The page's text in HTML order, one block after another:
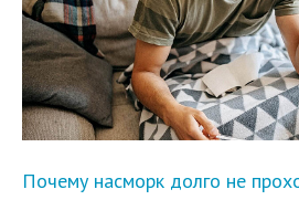
Почему насморк долго не